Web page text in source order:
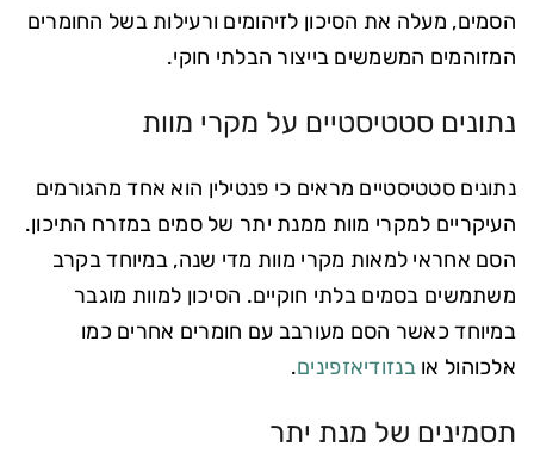
הסמים, מעלה את הסיכון לזיהומים ורעילות בשל החומרים
המזוהמים המשמשים בייצור הבלתי חוקי.
נתונים סטטיסטיים על מקרי מוות
נתונים סטטיסטיים מראים כי פנטילין הוא אחד מהגורמים
העיקריים למקרי מוות ממנת יתר של סמים במזרח התיכון.
הסם אחראי למאות מקרי מוות מדי שנה, במיוחד בקרב
משתמשים בסמים בלתי חוקיים. הסיכון למוות מוגבר
במיוחד כאשר הסם מעורבב עם חומרים אחרים כמו
אלכוהול אובנזודיאזפינים.
תסמינים של מנת יתר